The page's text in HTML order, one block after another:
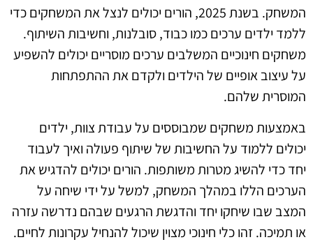
המשחק. בשנת 2025, הורים יכולים לנצל את המשחקים כדי
ללמד ילדים ערכים כמו כבוד, סובלנות, וחשיבות השיתוף.
משחקים חינוכיים המשלבים ערכים מוסריים יכולים להשפיע
על עיצוב אופיים של הילדים ולקדם את ההתפתחות
המוסרית שלהם.
באמצעות משחקים שמבוססים על עבודת צוות, ילדים
יכולים ללמוד על החשיבות של שיתוף פעולה ואיך לעבוד
יחד כדי להשיג מטרות משותפות. הורים יכולים להדגיש את
הערכים הללו במהלך המשחק, למשל על ידי שיחה על
המצב שבו שיחקו יחד והדגשת הרגעים שבהם נדרשה עזרה
או תמיכה. זהו כלי חינוכי מצוין שיכול להנחיל עקרונות לחיים.